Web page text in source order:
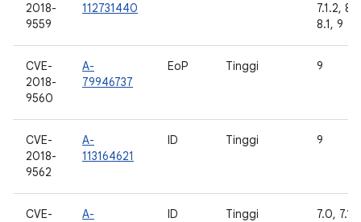
2018-
9559
112731440
7.1.2,
8.1, 9
CVE-
2018-
9560
A-
79946737
EoP Tinggi 9
CVE-
2018-
9562
A-
113164621
ID Tinggi 9
CVE-
A-
ID Tinggi
7.0, 7.1.1,